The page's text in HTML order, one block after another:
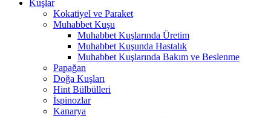
Kuşlar
Kokatiyel ve Paraket
Muhabbet Kuşu
Muhabbet Kuşlarında Üretim
Muhabbet Kuşunda Hastalık
Muhabbet Kuşlarında Bakım ve Beslenme
Papağan
Doğa Kuşları
Hint Bülbülleri
İspinozlar
Kanarya